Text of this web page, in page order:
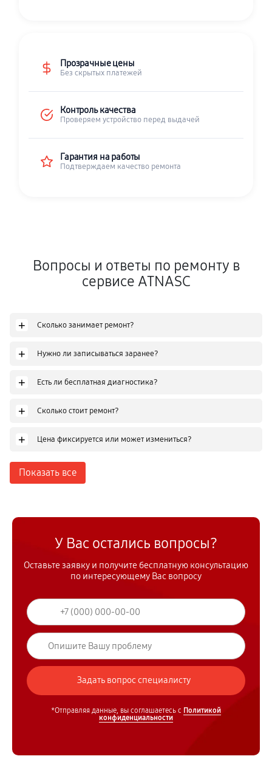
Прозрачные цены
Без скрытых платежей
Контроль качества
Проверяем устройство перед выдачей
Гарантия на работы
Подтверждаем качество ремонта
Вопросы и ответы по ремонту в
сервисе ATNASC
+ Сколько занимает ремонт?
+ Нужно ли записываться заранее?
+ Есть ли бесплатная диагностика?
+ Сколько стоит ремонт?
+ Цена фиксируется или может измениться?
Показать все
У Вас остались вопросы?
Оставьте заявку и получите бесплатную консультацию
по интересующему Вас вопросу
*Отправляя данные, вы соглашаетесь с Политикой
конфиденциальности